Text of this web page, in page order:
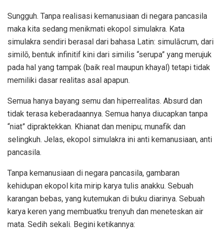
Sungguh. Tanpa realisasi kemanusiaan di negara pancasila
maka kita sedang menikmati ekopol simulakra. Kata
simulakra sendiri berasal dari bahasa Latin: simulācrum, dari
similō, bentuk infinitif kini dari similis “serupa” yang merujuk
pada hal yang tampak (baik real maupun khayal) tetapi tidak
memiliki dasar realitas asal apapun.
Semua hanya bayang semu dan hiperrealitas. Absurd dan
tidak terasa keberadaannya. Semua hanya diucapkan tanpa
“niat” dipraktekkan. Khianat dan menipu; munafik dan
selingkuh. Jelas, ekopol simulakra ini anti kemanusiaan, anti
pancasila.
Tanpa kemanusiaan di negara pancasila, gambaran
kehidupan ekopol kita mirip karya tulis anakku. Sebuah
karangan bebas, yang kutemukan di buku diarinya. Sebuah
karya keren yang membuatku trenyuh dan meneteskan air
mata. Sedih sekali. Begini ketikannya: